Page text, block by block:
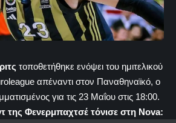
τοποθετήθηκε ενόψει του ημιτελικού
απέναντι στον Παναθηναϊκό, ο
για τις 23 Μαΐου στις 18:00.
της Φενερμπαχτσέ τόνισε στη Nova: